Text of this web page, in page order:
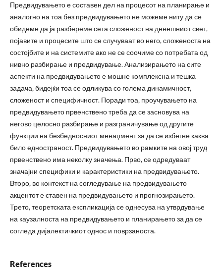
Предвидувањето е составен дел на процесот на планирање и
аналогно на тоа без предвидувањето не можеме ниту да се
обидеме да ја разбереме сета сложеност на денешниот свет,
појавите и процесите што се случуваат во него, сложеноста на
состојбите и на системите ако не се соочиме со потребата од
нивно разбирање и предвидување. Анализирањето на сите
аспекти на предвидувањето е мошне комплексна и тешка
задача, бидејќи тоа се одликува со голема динамичност,
сложеност и специфичност. Поради тоа, проучувањето на
предвидувањето првенствено треба да се засновува на
негово целосно разбирање и разграничување од другите
функции на безбедносниот менаџмент за да се избегне каква
било едностраност. Предвидувањето во рамките на овој труд
првенствено има неколку значења. Прво, се одредуваат
значајни специфики и карактеристики на предвидувањето.
Второ, во контекст на согледување на предвидувањето
акцентот е ставен на предвидувањето и прогнозирањето.
Трето, теоретската експликација се однесува на утврдување
на каузалноста на предвидувањето и планирањето за да се
согледа дијалектичкиот однос и поврзаноста.
References